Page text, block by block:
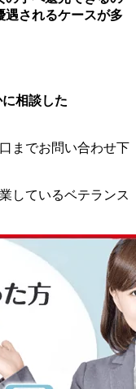
遇されるケースが多
に相談した
までお問い合わせ下
しているベテランス